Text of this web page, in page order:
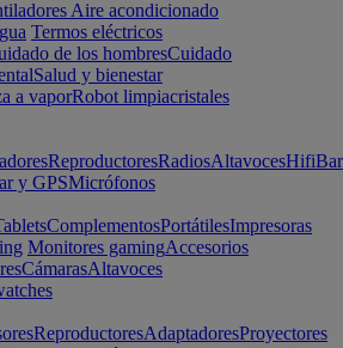
Aire acondicionado
Termos eléctricos
de los hombresCuidado
Salud y bienestar
a vaporRobot limpiacristales
ReproductoresRadiosAltavocesHifi
y GPSMicrófonos
ComplementosPortátilesImpresoras
Monitores gamingAccesorios
CámarasAltavoces
ReproductoresAdaptadoresProyectores